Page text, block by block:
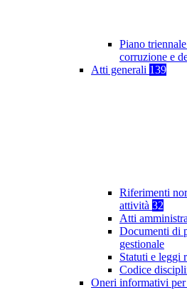
Piano
corruzione e
Atti generali 139
Riferimenti
attività 32
Atti
Documenti di
gestionale
Statuti e leggi
Codice
Oneri informativi